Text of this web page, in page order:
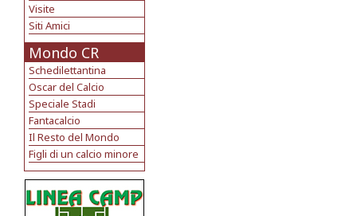
Visite
Siti Amici
Mondo CR
Schedilettantina
Oscar del Calcio
Speciale Stadi
Fantacalcio
Il Resto del Mondo
Figli di un calcio minore